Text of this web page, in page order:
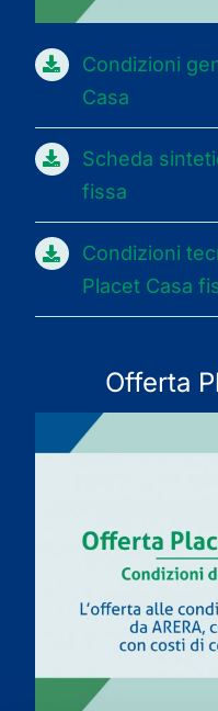
Condizioni
Casa
Scheda
fissa
Condizioni
Placet Casa
Offerta